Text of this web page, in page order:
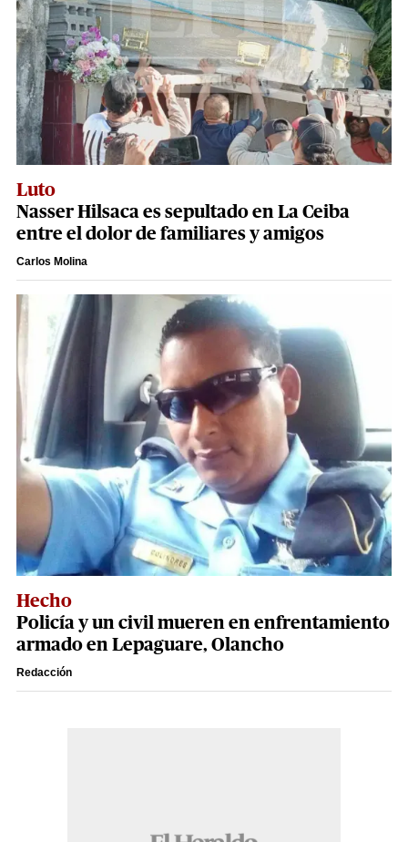
Luto
Nasser Hilsaca es sepultado en La Ceiba
entre el dolor de familiares y amigos
Carlos Molina
Hecho
Policía y un civil mueren en enfrentamiento
armado en Lepaguare, Olancho
Redacción